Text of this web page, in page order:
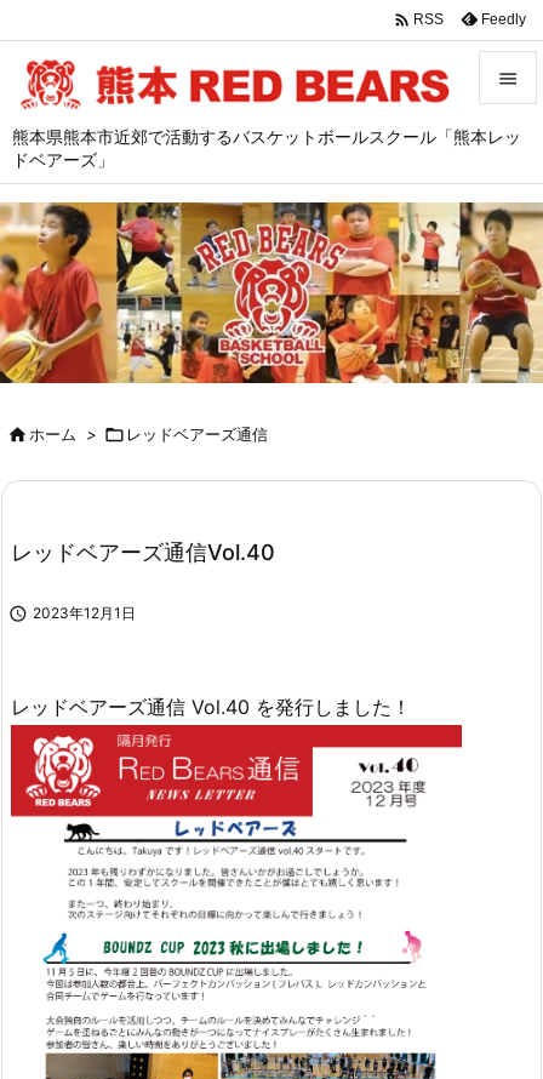
熊本県熊本市近郊で活動するバスケットボールスクール「熊本レッ
ドベアーズ」



サイド

前へ

次へ

 RSS Feedly
ホーム >  レッドベアーズ通信
レッドベアーズ通信Vol.40
 2023年12月1日
レッドベアーズ通信 Vol.40 を発行しました！